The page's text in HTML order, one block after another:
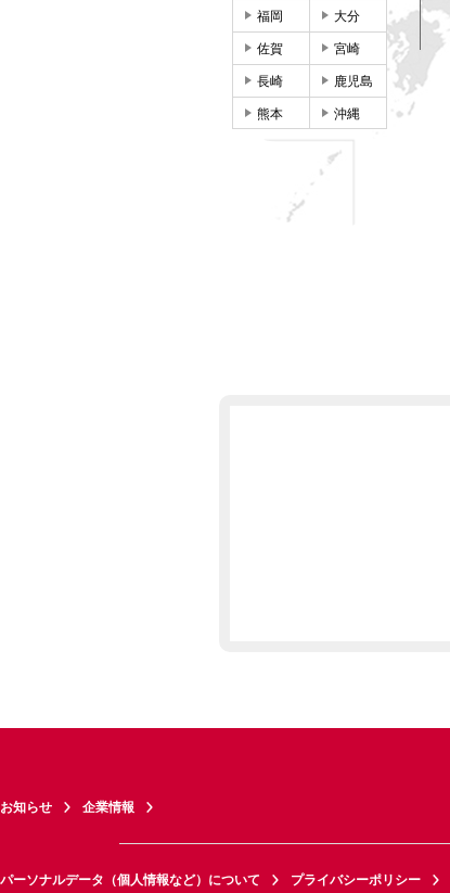
福岡 大分
佐賀 宮崎
長崎 鹿児島
熊本 沖縄
お知らせ 企業情報
パーソナルデータ（個人情報など）について プライバシーポリシー